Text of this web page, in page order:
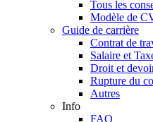
Tous les
Modèle de
Guide de carrière
Contrat de
Salaire et
Droit et
Rupture du
Autres
Info
FAQ